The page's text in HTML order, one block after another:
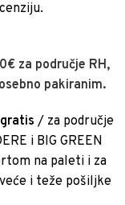
za područje RH,
pakiranim.
gratis / za područje
i BIG GREEN
na paleti i za
i teže pošiljke